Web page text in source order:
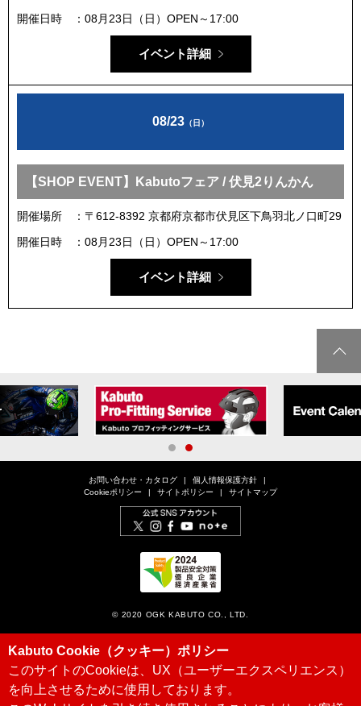
開催日時
08月23日（日）OPEN～17:00
イベント詳細
08/23 （日）
【SHOP EVENT】Kabutoフェア / 伏見2りんかん
開催場所
〒612-8392 京都府京都市伏見区下鳥羽北ノ口町29
開催日時
08月23日（日）OPEN～17:00
イベント詳細
1
お問い合わせ・カタログ
個人情報保護方針
Cookieポリシー
サイトポリシー サイトマップ
© 2020 OGK KABUTO CO., LTD.
Kabuto Cookie（クッキー）ポリシー
このサイトのCookieは、UX（ユーザーエクスペリエンス）
を向上させるために使用しております。